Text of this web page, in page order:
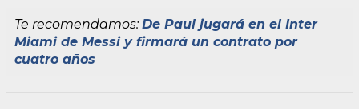
Te recomendamos:De Paul jugará en el Inter
Miami de Messi y firmará un contrato por
cuatro años